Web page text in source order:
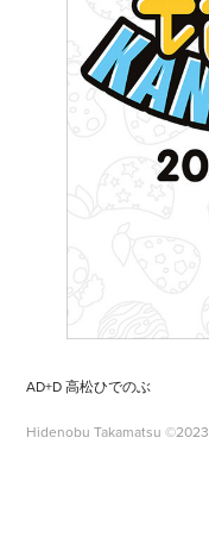
AD+D 高松ひでのぶ
Hidenobu Takamatsu ©2023